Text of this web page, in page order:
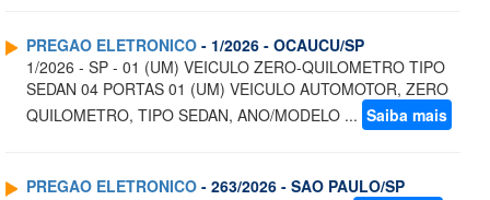
PREGAO ELETRONICO - 1/2026 - OCAUCU/SP
1/2026 - SP - 01 (UM) VEICULO ZERO-QUILOMETRO TIPO
SEDAN 04 PORTAS 01 (UM) VEICULO AUTOMOTOR, ZERO
QUILOMETRO, TIPO SEDAN, ANO/MODELO ... Saiba mais
PREGAO ELETRONICO - 263/2026 - SAO PAULO/SP